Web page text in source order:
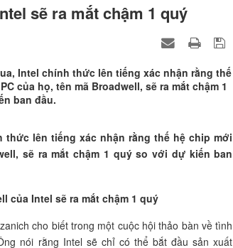
sẽ ra mắt chậm 1 quý
Intel chính thức lên tiếng xác nhận rằng thế
của họ, tên mã Broadwell, sẽ ra mắt chậm 1
ban đầu.
thức lên tiếng xác nhận rằng thế hệ chip mới
sẽ ra mắt chậm 1 quý so với dự kiến ban
cho biết trong một cuộc hội thảo bàn về tình
nói rằng Intel sẽ chỉ có thể bắt đầu sản xuất